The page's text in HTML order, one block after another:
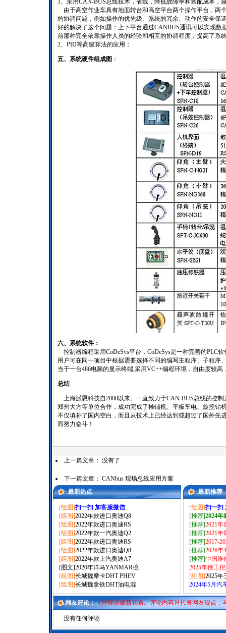
1、采用CAN-BUS总线技术，省线，降低故障率和装配成本，
由于高空作业车具有地面转台和高空平台两个操作平台，两
的协调问题，例如操作的优先级、系统的冗余、动作的安全保
好的解决了这个问题：上下平台通过CANBUS通讯可以实现
前那种完全依靠操作人员的经验和相互的协调程度，提高了系
2、PID等高级算法的应用；
五、系统硬件组成图 ：
六、系统软件：
控制器编程采用CoDeSys平台，CoDeSys是一种完善的PLC
用户可在同一项目中根据需要选择不同的编写主程序、子程序
当于一台486电脑的显示终端,采用VC++编程环境，自由度较
总结
上海派恩科技自2000以来。一直致力于CAN-BUS总线的控
郑州大方等单位合作，成功完成了摊铺机、平板车电、旋挖钻
不仅填补了国内空白，而且从技术上已经达到或超过了国外先
而努力奋斗！
上一篇文章： 没有了
下一篇文章： CANbus 现场总线应用方案
最新热点
最新推荐
[组图]扫一扫 加客服微信
[组图]2022年款进口奥迪Q8
[组图]2022年款进口奥迪RS
[组图]2022年款一汽奥迪Q2
[组图]2022年款进口奥迪RS
[组图]2022年款进口奥迪Q8
[组图]2022年款上汽奥迪A7
[图文]2020年洋马YANMAR挖
[组图]长城魏摩卡DHT PHEV
[组图]长城魏拿铁DHT油电混
[组图]扫一扫
[推荐]2024年
[推荐]2021年
[推荐]2021年
[推荐]2017-
[推荐]2026年
[推荐]中国维
2025年徐工
[组图]2025年
2024年5月汽
网友评论：（只显示最新10条。评论内容只代表网友观点，
没有任何评论